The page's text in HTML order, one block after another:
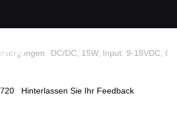
DC/DC, 15W, Input: 9-18VDC,
Hinterlassen Sie Ihr Feedback